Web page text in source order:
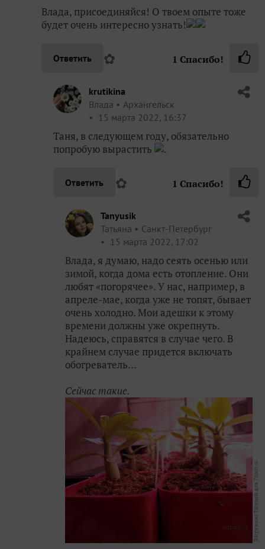
Влада, присоединяйся! О твоем опыте тоже
будет очень интересно узнать!
Ответить ✿ 1 Спасибо!
krutikina
Влада
Архангельск
15 марта 2022, 16:37
Таня, в следующем году, обязательно
попробую вырастить
.
Ответить ✿ 1 Спасибо!
Tanyusik
Татьяна
Санкт-Петербург
15 марта 2022, 17:02
Влада, я думаю, надо сеять осенью или
зимой, когда дома есть отопление. Они
любят «погорячее». У нас, например, в
апреле-мае, когда уже не топят, бывает
очень холодно. Мои адешки к этому
времени должны уже окрепнуть.
Надеюсь, справятся в случае чего. В
крайнем случае придется включать
обогреватель…
Сейчас такие.